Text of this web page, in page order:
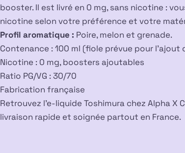
booster. Il est livré en 0 mg, sans nicotine :
nicotine selon votre préférence et votre
Profil aromatique : Poire, melon et grenade.
Contenance : 100 ml (fiole prévue pour
Nicotine : 0 mg, boosters ajoutables
Ratio PG/VG : 30/70
Fabrication française
Retrouvez l’e-liquide Toshimura chez Alpha X
livraison rapide et soignée partout en France.